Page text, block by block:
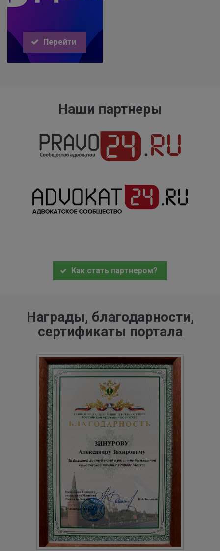
Перейти
Наши партнеры
Как стать партнером?
Награды, благодарности,
сертификаты портала